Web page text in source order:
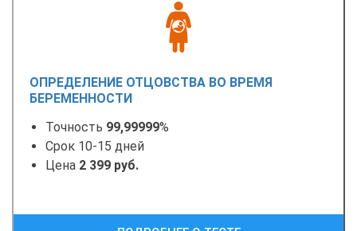
ОПРЕДЕЛЕНИЕ ОТЦОВСТВА ВО ВРЕМЯ
БЕРЕМЕННОСТИ
Точность 99,99999%
Срок 10-15 дней
Цена 2 399 руб.